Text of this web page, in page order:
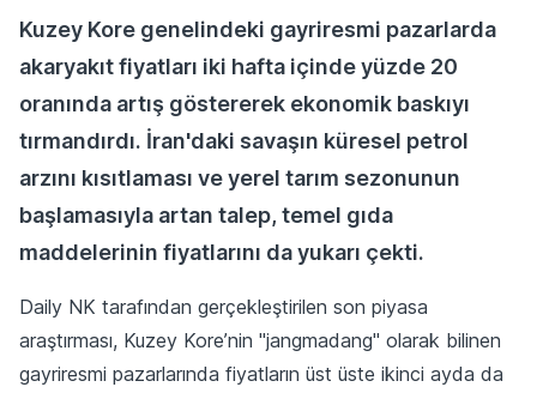
Kuzey Kore genelindeki gayriresmi pazarlarda
akaryakıt fiyatları iki hafta içinde yüzde 20
oranında artış göstererek ekonomik baskıyı
tırmandırdı. İran'daki savaşın küresel petrol
arzını kısıtlaması ve yerel tarım sezonunun
başlamasıyla artan talep, temel gıda
maddelerinin fiyatlarını da yukarı çekti.
Daily NK tarafından gerçekleştirilen son piyasa
araştırması, Kuzey Kore’nin "jangmadang" olarak bilinen
gayriresmi pazarlarında fiyatların üst üste ikinci ayda da